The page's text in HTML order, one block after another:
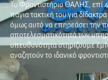
Το Φροντιστήριο ΘΑΛΗΣ, επί
πάγια τακτική του για
όμως αυτό να επηρεάσει την
αποτελεσματικότητά των
υπευθυνότητα στηρίζουμε
αναζητούν το ιδανικό